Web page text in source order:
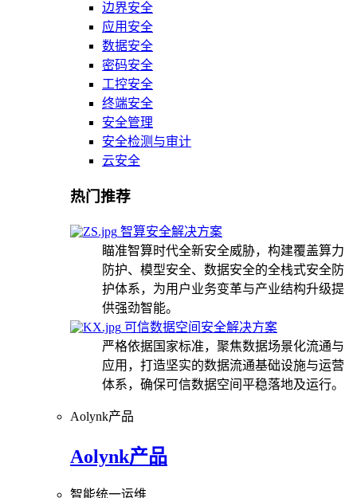
边界安全
应用安全
数据安全
密码安全
工控安全
终端安全
安全管理
安全检测与审计
云安全
热门推荐
智算安全解决方案
瞄准智算时代全新安全威胁，构建覆盖算力
防护、模型安全、数据安全的全栈式安全防
护体系，为用户业务变革与产业结构升级提
供强劲智能。
可信数据空间安全解决方案
严格依据国家标准，聚焦数据场景化流通与
应用，打造坚实的数据流通基础设施与运营
体系，确保可信数据空间平稳落地及运行。
Aolynk产品
Aolynk产品
智能统一运维